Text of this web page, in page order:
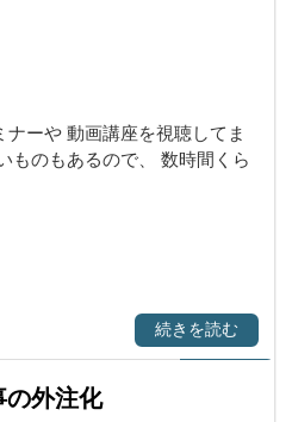
ーや 動画講座を視聴してま
のもあるので、 数時間くら
続きを読む
の外注化